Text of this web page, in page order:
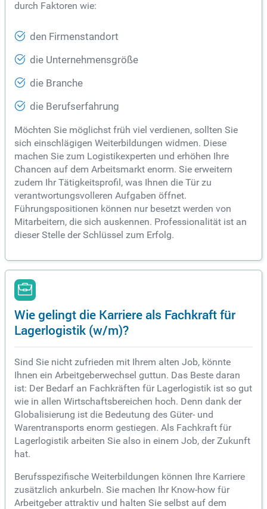
durch Faktoren wie:
den Firmenstandort
die Unternehmensgröße
die Branche
die Berufserfahrung
Möchten Sie möglichst früh viel verdienen, sollten Sie
sich einschlägigen Weiterbildungen widmen. Diese
machen Sie zum Logistikexperten und erhöhen Ihre
Chancen auf dem Arbeitsmarkt enorm. Sie erweitern
zudem Ihr Tätigkeitsprofil, was Ihnen die Tür zu
verantwortungsvolleren Aufgaben öffnet.
Führungspositionen können nur besetzt werden von
Mitarbeitern, die sich auskennen. Professionalität ist an
dieser Stelle der Schlüssel zum Erfolg.
Wie gelingt die Karriere als Fachkraft für
Lagerlogistik (w/m)?
Sind Sie nicht zufrieden mit Ihrem alten Job, könnte
Ihnen ein Arbeitgeberwechsel guttun. Das Beste daran
ist: Der Bedarf an Fachkräften für Lagerlogistik ist so gut
wie in allen Wirtschaftsbereichen hoch. Denn dank der
Globalisierung ist die Bedeutung des Güter- und
Warentransports enorm gestiegen. Als Fachkraft für
Lagerlogistik arbeiten Sie also in einem Job, der Zukunft
hat.
Berufsspezifische Weiterbildungen können Ihre Karriere
zusätzlich ankurbeln. Sie machen Ihr Know-how für
Arbeitgeber attraktiv und halten Sie selbst auf dem